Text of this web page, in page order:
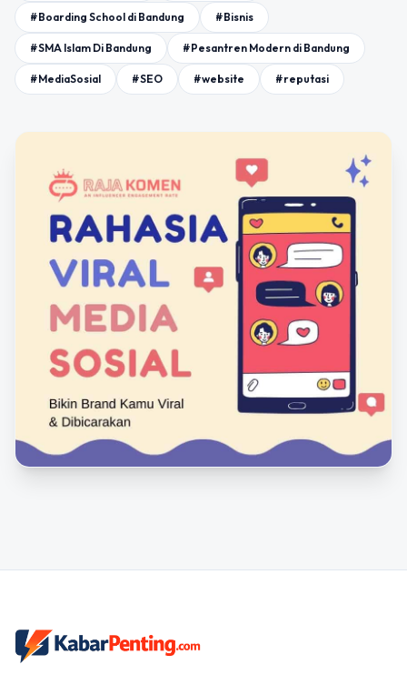
#Boarding School di Bandung #Bisnis
#SMA Islam Di Bandung #Pesantren Modern di Bandung
#MediaSosial #SEO #website #reputasi